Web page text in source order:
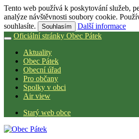
Tento web používá k poskytování služeb,
analýze návštěvnosti soubory cookie.
souhlasíte.
Souhlasím
Další informace
Oficiální stránky Obec Pátek
Aktuality
Obec Pátek
Obecní úřad
Pro občany
Spolky v obci
Air view
Starý web obce